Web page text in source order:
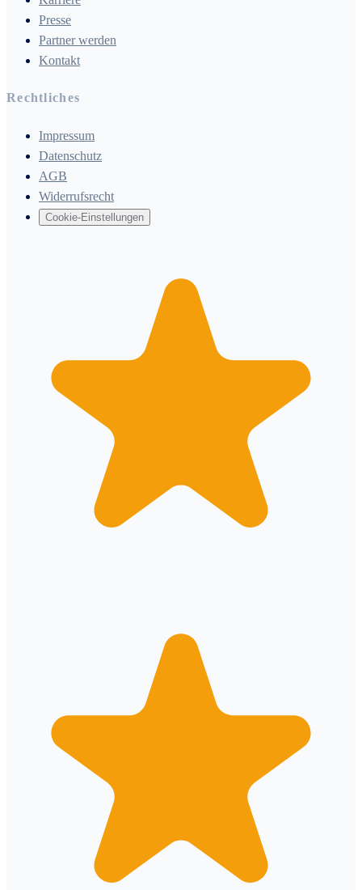
Presse
Partner werden
Kontakt
Rechtliches
Impressum
Datenschutz
AGB
Widerrufsrecht
Cookie-Einstellungen